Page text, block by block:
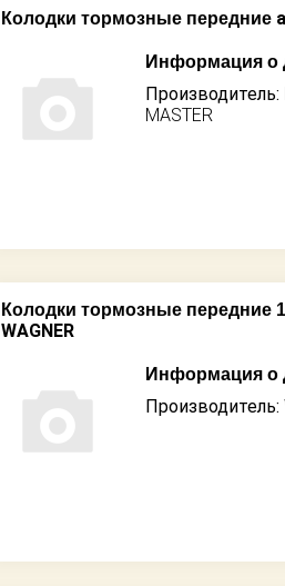
Колодки тормозные передние
Информация о
Производитель:
MASTER
Колодки тормозные передние
WAGNER
Информация о
Производитель: